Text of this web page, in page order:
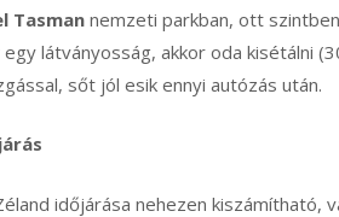
Tasmannemzeti parkban, ott
látványosság, akkor oda kisétálni
sőt jól esik ennyi autózás után.
időjárása nehezen kiszámítható,